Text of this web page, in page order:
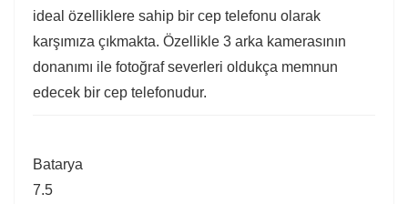
ideal özelliklere sahip bir cep telefonu olarak
karşımıza çıkmakta. Özellikle 3 arka kamerasının
donanımı ile fotoğraf severleri oldukça memnun
edecek bir cep telefonudur.
Batarya
7.5